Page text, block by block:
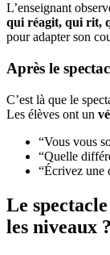
L’enseignant
qui réagit, qui rit,
pour adapter son
Après le
C’est là que le
Les élèves ont un
“Vous vous
“Quelle
“Écrivez une
Le
les niveaux ?